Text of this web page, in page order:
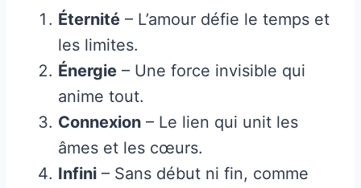
Éternité – L’amour défie le temps et
les limites.
Énergie – Une force invisible qui
anime tout.
Connexion – Le lien qui unit les
âmes et les cœurs.
Infini – Sans début ni fin, comme